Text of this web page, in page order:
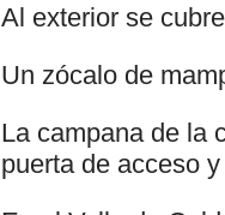
Al exterior se
Un zócalo de
La campana de la
puerta de acceso